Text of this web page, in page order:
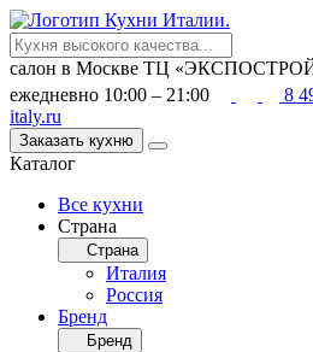
салон в Москве ТЦ
ежедневно 10:00 – 21:00
8
italy.ru
Заказать кухню
Каталог
Все кухни
Страна
Страна
Италия
Россия
Бренд
Бренд